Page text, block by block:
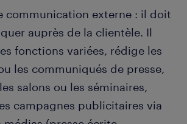
communication externe : il doit
auprès de la clientèle. Il
fonctions variées, rédige les
les communiqués de presse,
salons ou les séminaires,
campagnes publicitaires via